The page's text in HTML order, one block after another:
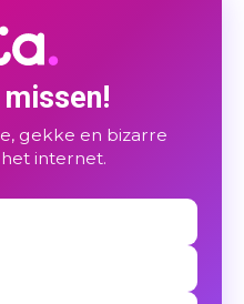
gekke en bizarre
internet.